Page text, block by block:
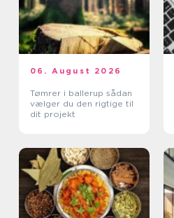
06. August 2026
Tømrer i ballerup sådan
vælger du den rigtige til
dit projekt